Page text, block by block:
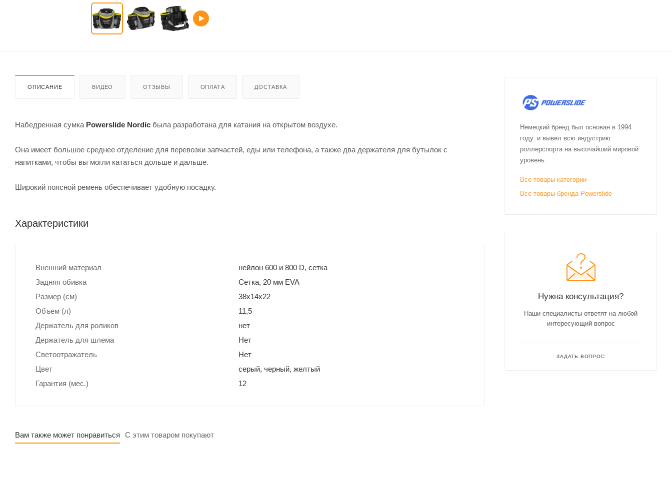
ОПИСАНИЕ ВИДЕО ОТЗЫВЫ ОПЛАТА ДОСТАВКА
Набедренная сумка Powerslide Nordic была разработана для катания на открытом воздухе.
Она имеет большое среднее отделение для перевозки запчастей, еды или телефона, а также два держателя для бутылок с
напитками, чтобы вы могли кататься дольше и дальше.
Широкий поясной ремень обеспечивает удобную посадку.
Характеристики
Внешний материал
нейлон 600 и 800 D, сетка
Задняя обивка
Сетка, 20 мм EVA
Размер (см)
38x14x22
Объем (л)
11,5
Держатель для роликов
нет
Держатель для шлема
Нет
Светоотражатель
Нет
Цвет
серый, черный, желтый
Гарантия (мес.)
12
Вам также может понравиться С этим товаром покупают
Немецкий бренд был основан в 1994
году. и вывел всю индустрию
роллерспорта на высочайший мировой
уровень.
Все товары категории
Все товары бренда Powerslide
Нужна консультация?
Наши специалисты ответят на любой
интересующий вопрос
ЗАДАТЬ ВОПРОС